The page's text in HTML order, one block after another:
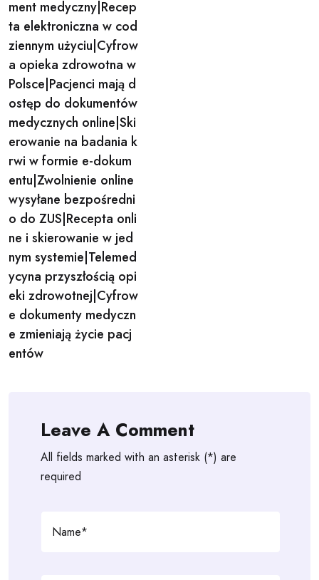
ment medyczny|Recep
ta elektroniczna w cod
ziennym użyciu|Cyfrow
a opieka zdrowotna w
Polsce|Pacjenci mają d
ostęp do dokumentów
medycznych online|Ski
erowanie na badania k
rwi w formie e-dokum
entu|Zwolnienie online
wysyłane bezpośredni
o do ZUS|Recepta onli
ne i skierowanie w jed
nym systemie|Telemed
ycyna przyszłością opi
eki zdrowotnej|Cyfrow
e dokumenty medyczn
e zmieniają życie pacj
entów
Leave A Comment
All fields marked with an asterisk (*) are
required